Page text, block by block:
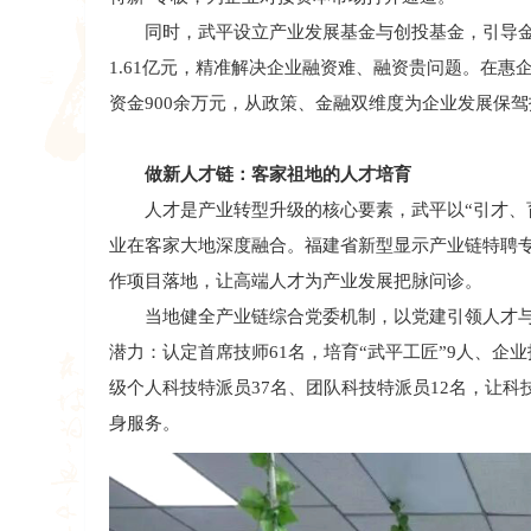
同时，武平设立产业发展基金与创投基金，引导金
1.61亿元，精准解决企业融资难、融资贵问题。在惠
资金900余万元，从政策、金融双维度为企业发展保
做新人才链：客家祖地的人才培育
人才是产业转型升级的核心要素，武平以“引才、
业在客家大地深度融合。福建省新型显示产业链特聘
作项目落地，让高端人才为产业发展把脉问诊。
当地健全产业链综合党委机制，以党建引领人才
潜力：认定首席技师61名，培育“武平工匠”9人、企
级个人科技特派员37名、团队科技特派员12名，让
身服务。